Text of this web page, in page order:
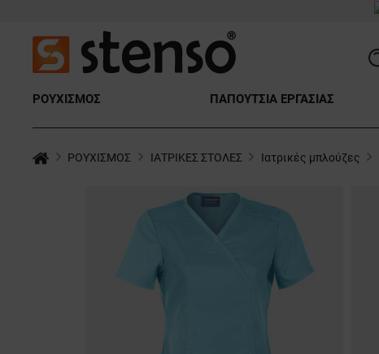
ΡΟΥΧΙΣΜΟΣ ΠΑΠΟΥΤΣΙΑ ΕΡΓΑΣΙΑΣ
ΡΟΥΧΙΣΜΟΣ ΙΑΤΡΙΚΕΣ ΣΤΟΛΕΣ Ιατρικές μπλούζες